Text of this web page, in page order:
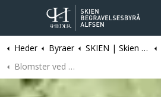
Heder Byraer SKIEN | Skien Begravelsesbyrå Alfsen
Blomster ved dødsfall